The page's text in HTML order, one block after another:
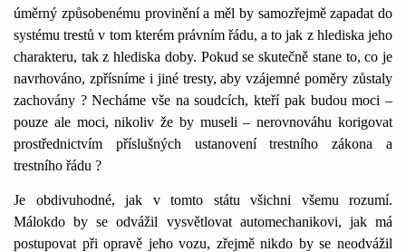
úměrný způsobenému provinění a měl by samozřejmě zapadat do
systému trestů v tom kterém právním řádu, a to jak z hlediska jeho
charakteru, tak z hlediska doby. Pokud se skutečně stane to, co je
navrhováno, zpřísníme i jiné tresty, aby vzájemné poměry zůstaly
zachovány ? Necháme vše na soudcích, kteří pak budou moci –
pouze ale moci, nikoliv že by museli – nerovnováhu korigovat
prostřednictvím příslušných ustanovení trestního zákona a
trestního řádu ?
Je obdivuhodné, jak v tomto státu všichni všemu rozumí.
Málokdo by se odvážil vysvětlovat automechanikovi, jak má
postupovat při opravě jeho vozu, zřejmě nikdo by se neodvážil